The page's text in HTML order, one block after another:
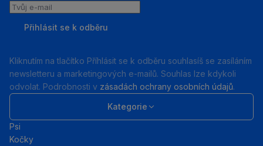
Tvůj
Přihlásit se k odběru
Kliknutím na tlačítko Příhlásit se k odběru souhlasíš se zasíláním
newsletteru a marketingových e-mailů. Souhlas lze kdykoli
odvolat. Podrobnosti v zásadách ochrany osobních údajů.
Kategorie
Psi
Kočky